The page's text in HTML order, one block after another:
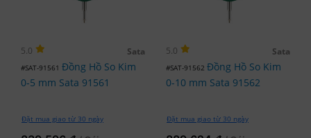
5.0 Sata
#SAT-91561 Đồng Hồ So Kim
0-5 mm Sata 91561
Đặt mua giao từ 30 ngày
5.0 Sata
#SAT-91562 Đồng Hồ So Kim
0-10 mm Sata 91562
Đặt mua giao từ 30 ngày